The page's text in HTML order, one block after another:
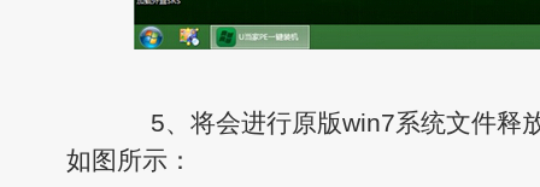
5、将会进行原版win7系统文件释
如图所示：